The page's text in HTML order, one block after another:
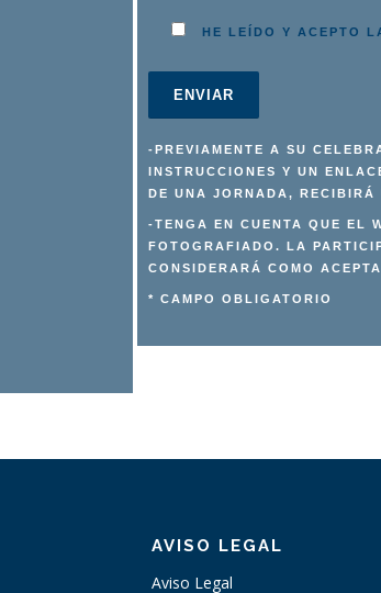
HE LEÍDO Y ACEPTO
-PREVIAMENTE A SU
INSTRUCCIONES Y UN
DE UNA JORNADA, RECIBIRÁ
-TENGA EN CUENTA QUE EL
FOTOGRAFIADO. LA
CONSIDERARÁ COMO
* CAMPO OBLIGATORIO
AVISO LEGAL
Aviso Legal